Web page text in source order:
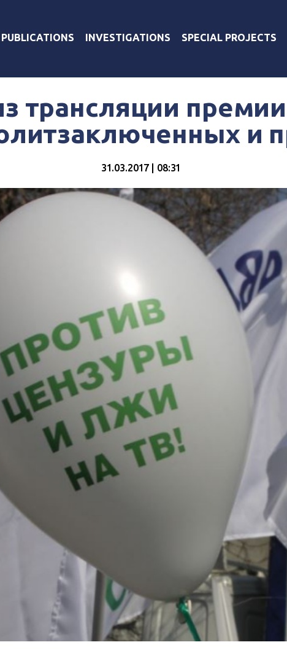
PUBLICATIONS INVESTIGATIONS SPECIAL PROJECTS
трансляции
и
31.03.2017 | 08:31